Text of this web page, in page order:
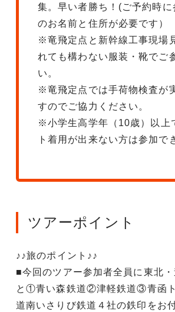
集。早い者勝ち！(ご予約時に
のお名前と住所が必要です）
※竜飛定点と新幹線工事現場
れても構わない服装・靴でご
い。
※竜飛定点では手荷物検査が
すのでご協力ください。
※小学生高学年（10歳）以上
ト着用が出来ない方は参加で
ツアーポイント
♪♪旅のポイント♪♪
■今回のツアー参加者全員に東北
と①青い森鉄道②津軽鉄道③青函
道南いさりび鉄道４社の鉄印をお